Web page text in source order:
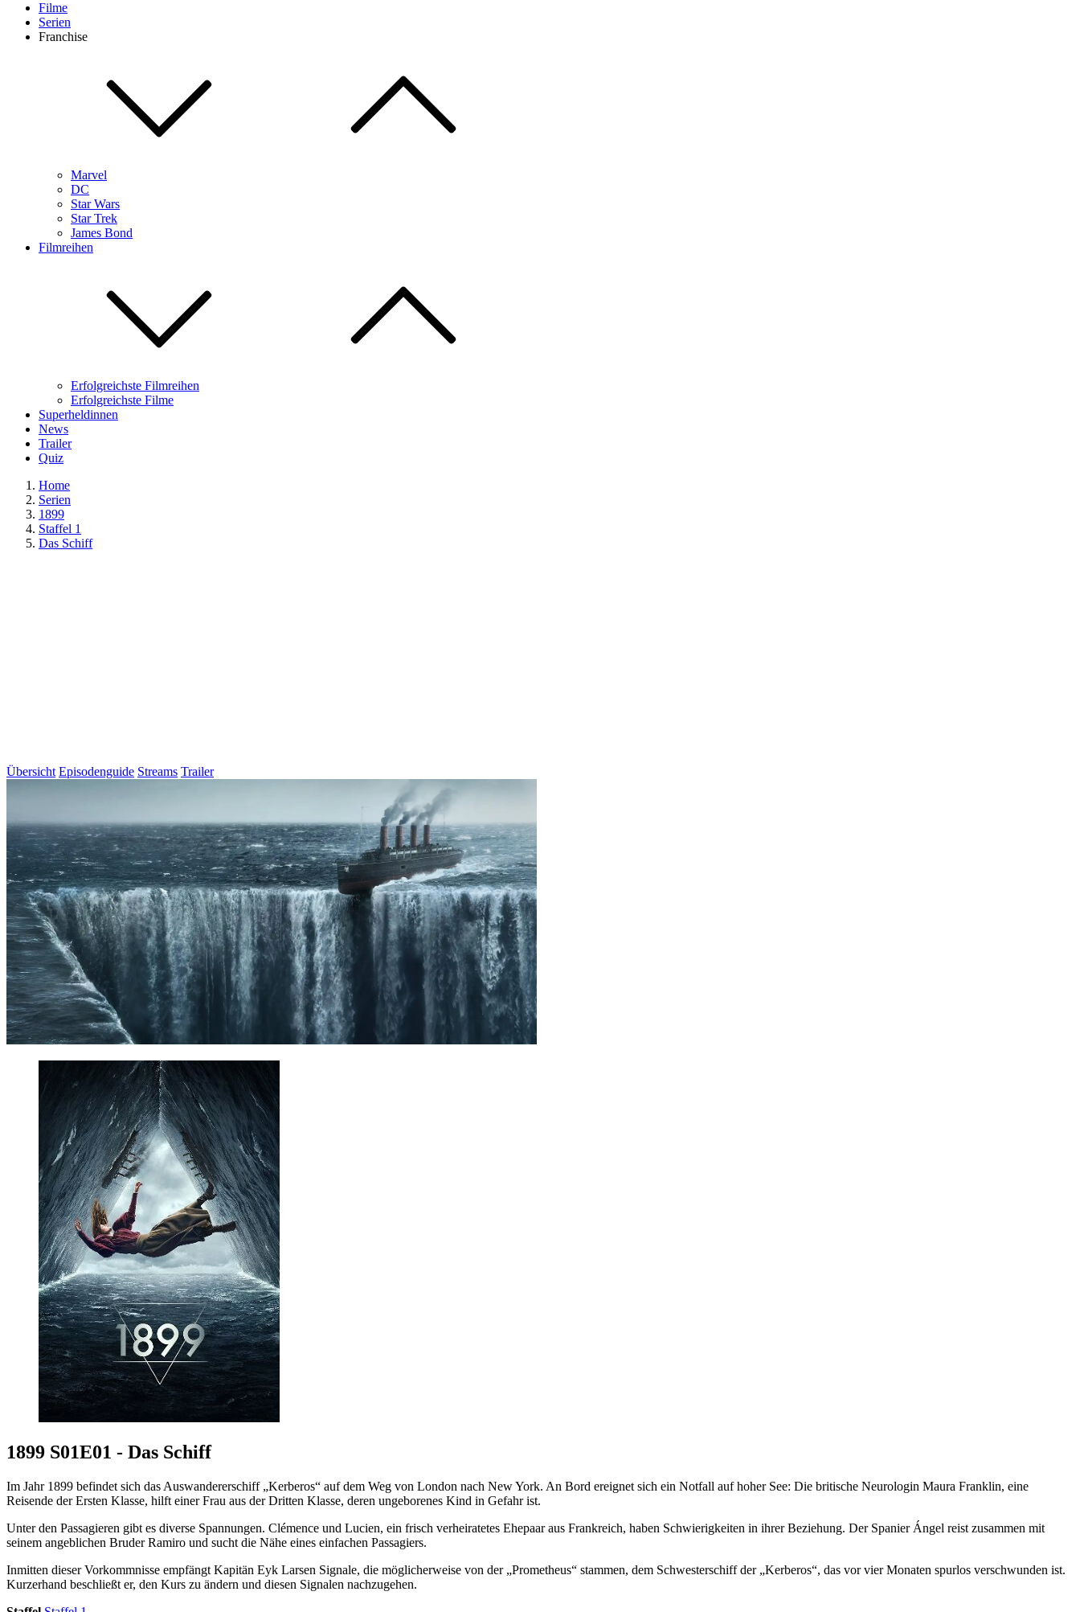
Filme
Serien
Franchise
Marvel
DC
Star Wars
Star Trek
James Bond
Filmreihen
Erfolgreichste Filmreihen
Erfolgreichste Filme
Superheldinnen
News
Trailer
Quiz
Home
Serien
1899
Staffel 1
Das Schiff
Übersicht Episodenguide Streams Trailer
1899 S01E01 - Das Schiff
Im Jahr 1899 befindet sich das Auswandererschiff „Kerberos“ auf dem Weg von London nach New York. An Bord ereignet sich ein Notfall auf hoher See: Die britische Neurologin Maura Franklin, eine
Reisende der Ersten Klasse, hilft einer Frau aus der Dritten Klasse, deren ungeborenes Kind in Gefahr ist.
Unter den Passagieren gibt es diverse Spannungen. Clémence und Lucien, ein frisch verheiratetes Ehepaar aus Frankreich, haben Schwierigkeiten in ihrer Beziehung. Der Spanier Ángel reist zusammen mit
seinem angeblichen Bruder Ramiro und sucht die Nähe eines einfachen Passagiers.
Inmitten dieser Vorkommnisse empfängt Kapitän Eyk Larsen Signale, die möglicherweise von der „Prometheus“ stammen, dem Schwesterschiff der „Kerberos“, das vor vier Monaten spurlos verschwunden ist.
Kurzerhand beschließt er, den Kurs zu ändern und diesen Signalen nachzugehen.